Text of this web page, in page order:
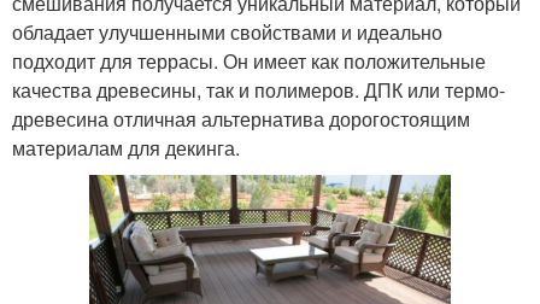
обладает улучшенными свойствами и идеально
подходит для террасы. Он имеет как положительные
качества древесины, так и полимеров. ДПК или термо-
древесина отличная альтернатива дорогостоящим
материалам для декинга.